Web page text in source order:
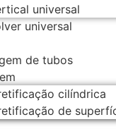
universal
universal
de tubos
cilíndrica
de